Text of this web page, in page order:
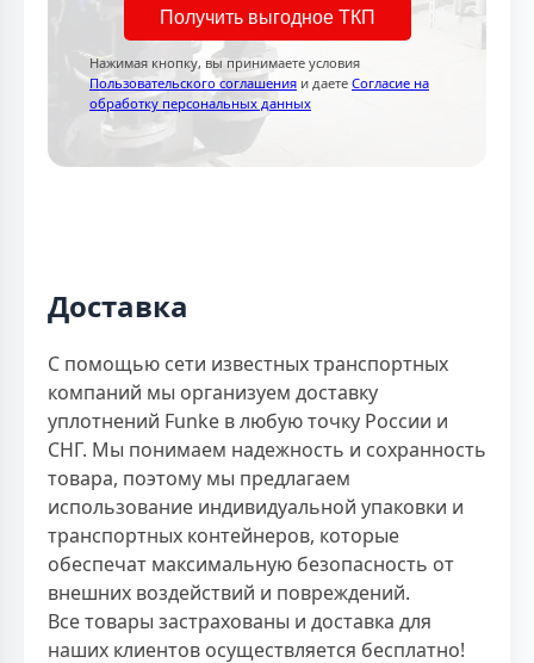
Получить выгодное ТКП
Нажимая кнопку, вы принимаете условия
Пользовательского соглашения и даете Согласие на
обработку персональных данных
Доставка
С помощью сети известных транспортных
компаний мы организуем доставку
уплотнений Funke в любую точку России и
СНГ. Мы понимаем надежность и сохранность
товара, поэтому мы предлагаем
использование индивидуальной упаковки и
транспортных контейнеров, которые
обеспечат максимальную безопасность от
внешних воздействий и повреждений.
Все товары застрахованы и доставка для
наших клиентов осуществляется бесплатно!